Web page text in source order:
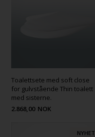
Toalettsete med soft close
for gulvstående Thin toalett
med sisterne.
2.868,00 NOK
NYHET